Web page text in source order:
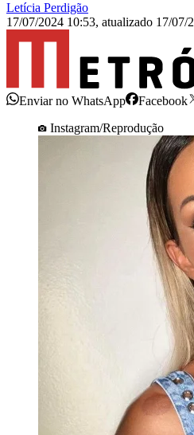
Letícia Perdigão
17/07/2024 10:53, atualizado 17/07/
Enviar no WhatsApp Facebook
Instagram/Reprodução